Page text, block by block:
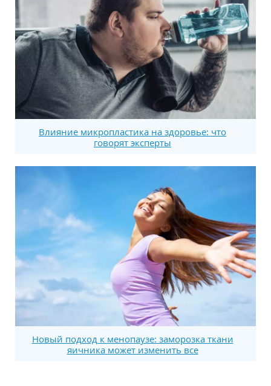
Влияние микропластика на здоровье: что
говорят эксперты
Новый подход к менопаузе: заморозка ткани
яичника может изменить все